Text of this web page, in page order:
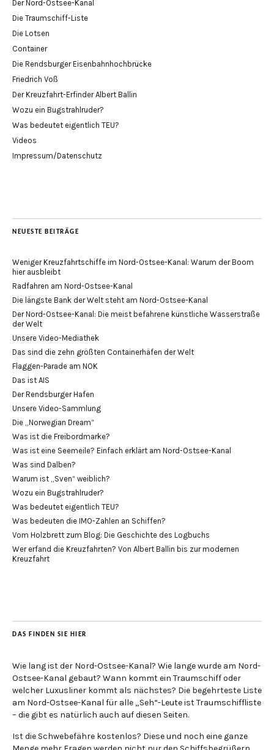
Der Nord-Ostsee-Kanal
Die Traumschiff-Liste
Die Lotsen
Container
Die Rendsburger Eisenbahnhochbrücke
Friedrich Voß
Der Kreuzfahrt-Erfinder Albert Ballin
Wozu ein Bugstrahlruder?
Was bedeutet eigentlich TEU?
Videos
Impressum/Datenschutz
NEUESTE BEITRÄGE
Weniger Kreuzfahrtschiffe im Nord-Ostsee-Kanal: Warum der Boom
hier ausbleibt
Radfahren am Nord-Ostsee-Kanal
Die längste Bank der Welt steht am Nord-Ostsee-Kanal
Der Nord-Ostsee-Kanal: Die meist befahrene künstliche Wasserstraße
der Welt
Unsere Video-Mediathek
Das sind die zehn größten Containerhäfen der Welt
Flaggen-Parade am NOK
Das ist AIS
Der Rendsburger Hafen
Unsere Video-Sammlung
Die „Norwegian Dream“
Was ist die Freibordmarke?
Was ist eine Seemeile? Einfach erklärt am Nord-Ostsee-Kanal
Was sind Dalben?
Warum ist „Sven“ weiblich?
Wozu ein Bugstrahlruder?
Was bedeutet eigentlich TEU?
Was bedeuten die IMO-Zahlen an Schiffen?
Vom Holzbrett zum Blog: Die Geschichte des Logbuchs
Wer erfand die Kreuzfahrten? Von Albert Ballin bis zur modernen
Kreuzfahrt
DAS FINDEN SIE HIER
Wie lang ist der Nord-Ostsee-Kanal? Wie lange wurde am Nord-
Ostsee-Kanal gebaut? Wann kommt ein Traumschiff oder
welcher Luxusliner kommt als nächstes? Die begehrteste Liste
am Nord-Ostsee-Kanal für alle „Seh“-Leute ist Traumschiffliste
– die gibt es natürlich auch auf diesen Seiten.
Ist die Schwebefähre kostenlos? Diese und noch eine ganze